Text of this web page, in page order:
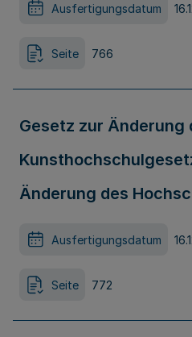
Ausfertigungsdatum
Seite 766
Gesetz zur Änderung
Änderung des
Ausfertigungsdatum
Seite 772